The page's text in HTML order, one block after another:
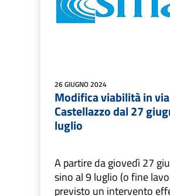
26 GIUGNO 2024
Modifica viabilità in via
Castellazzo dal 27
luglio
A partire da giovedì 27
sino al 9 luglio (o fine
previsto un intervento